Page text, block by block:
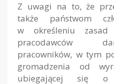
Z uwagi na to, że
także państwom
w określeniu zasad
pracodawców
pracowników, w tym
gromadzenia od
ubiegającej się o